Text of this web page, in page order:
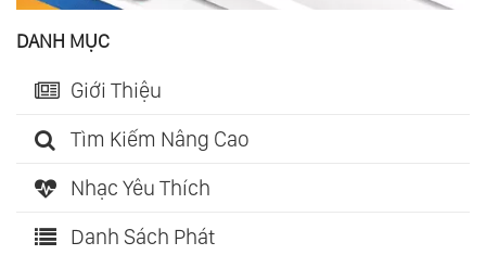
DANH MỤC
Giới Thiệu
Tìm Kiếm Nâng Cao
Nhạc Yêu Thích
Danh Sách Phát